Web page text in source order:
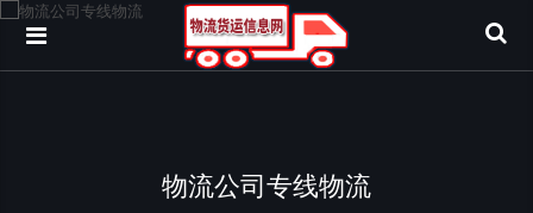
物流货运上门服务